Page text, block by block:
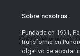
Sobre nosotros
Fundada en 1991,
transforma en
objetivo de aportar